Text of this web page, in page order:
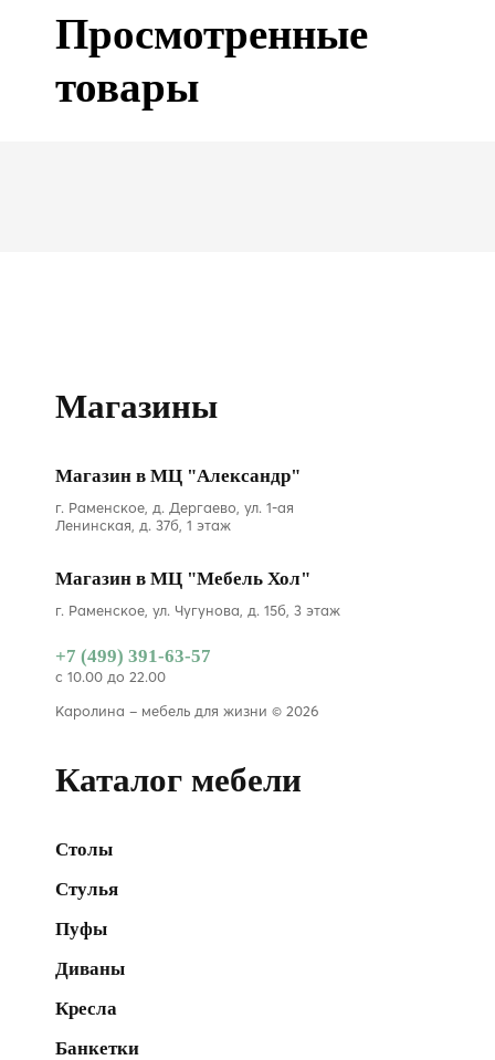
Просмотренные
товары
Магазины
Магазин в МЦ "Александр"
г. Раменское, д. Дергаево, ул. 1-ая
Ленинская, д. 37б, 1 этаж
Магазин в МЦ "Мебель Хол"
г. Раменское, ул. Чугунова, д. 15б, 3 этаж
+7 (499) 391-63-57
с 10.00 до 22.00
Каролина – мебель для жизни © 2026
Каталог мебели
Столы
Стулья
Пуфы
Диваны
Кресла
Банкетки